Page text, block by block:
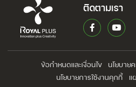
ติดตามเรา
ข้อกำหนดและเงื่อนไข
นโยบาย
นโยบายการใช้งานคุกกี้
แ